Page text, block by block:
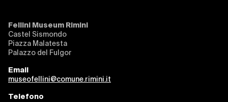
Fellini Museum Rimini
Castel Sismondo
Piazza Malatesta
Palazzo del Fulgor
Email
museofellini@comune.rimini.it
Telefono